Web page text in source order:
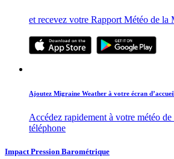
et recevez votre Rapport Météo de la
Ajoutez Migraine Weather à votre écran
Accédez rapidement à votre météo
téléphone
Impact Pression Barométrique